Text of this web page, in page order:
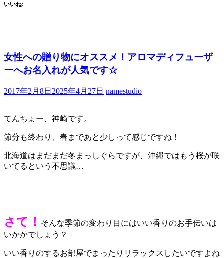
いいね:
女性への贈り物にオススメ！アロマディフューザ
ーへお名入れが人気です☆
2017年2月8日 2025年4月27日 namestudio
てんちょー、神崎です。
節分も終わり、春まであと少しって感じですね！
北海道はまだまだ冬まっしぐらですが、沖縄ではもう桜が咲
いてるという不思議…
さて！ そんな季節の変わり目にはいい香りのお手伝いは
いかかでしょう？
いい香りのするお部屋でまったりリラックスしたいですよね